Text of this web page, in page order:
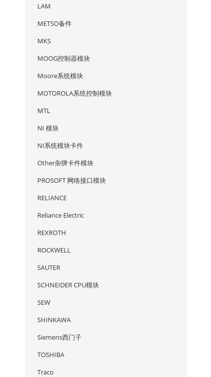
LAM
METSO备件
MKS
MOOG控制器模块
Moore系统模块
MOTOROLA系统控制模块
MTL
NI 模块
NI系统模块卡件
Other杂牌卡件模块
PROSOFT 网络接口模块
RELIANCE
Reliance Electric
REXROTH
ROCKWELL
SAUTER
SCHNEIDER CPU模块
SEW
SHINKAWA
Siemens西门子
TOSHIBA
Traco